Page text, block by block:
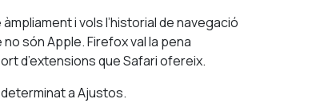
i vols l’historial de navegació
són Apple. Firefox val la pena
d’extensions que Safari ofereix.
a Ajustos.